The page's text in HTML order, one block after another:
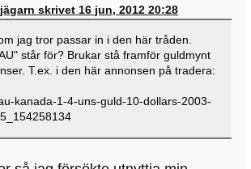
skrivet 16 jun, 2012 20:28
jag tror passar in i den här tråden.
står för? Brukar stå framför guldmynt
T.ex. i den här annonsen på tradera:
kanada-1-4-uns-guld-10-dollars-2003-